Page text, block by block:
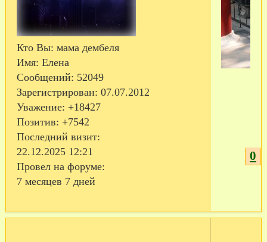
Кто Вы: мама дембеля
Имя: Елена
Сообщений: 52049
Зарегистрирован: 07.07.2012
Уважение: +18427
Позитив: +7542
Последний визит:
22.12.2025 12:21
Провел на форуме:
7 месяцев 7 дней
0